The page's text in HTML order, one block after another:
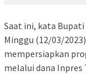
Saat ini, kata
Minggu (12/03/
mempersiapkan
melalui dana Inpres